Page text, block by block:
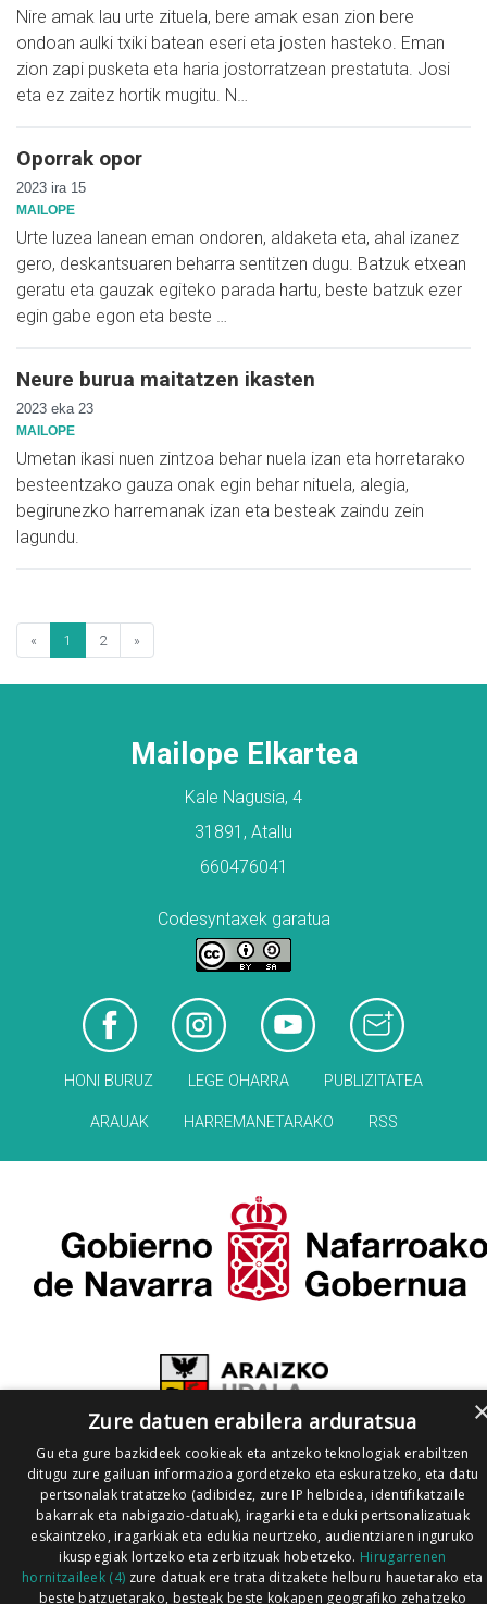
Nire amak lau urte zituela, bere amak esan zion bere
ondoan aulki txiki batean eseri eta josten hasteko. Eman
zion zapi pusketa eta haria jostorratzean prestatuta. Josi
eta ez zaitez hortik mugitu. N…
Oporrak opor
2023 ira 15
MAILOPE
Urte luzea lanean eman ondoren, aldaketa eta, ahal izanez
gero, deskantsuaren beharra sentitzen dugu. Batzuk etxean
geratu eta gauzak egiteko parada hartu, beste batzuk ezer
egin gabe egon eta beste …
Neure burua maitatzen ikasten
2023 eka 23
MAILOPE
Umetan ikasi nuen zintzoa behar nuela izan eta horretarako
besteentzako gauza onak egin behar nituela, alegia,
begirunezko harremanak izan eta besteak zaindu zein
lagundu.
« 1 2 »
Mailope Elkartea
Kale Nagusia, 4
31891, Atallu
660476041
Codesyntaxek garatua
HONI BURUZ LEGE OHARRA PUBLIZITATEA
ARAUAK HARREMANETARAKO RSS
Zure datuen erabilera arduratsua
Gu eta gure bazkideek cookieak eta antzeko teknologiak erabiltzen
ditugu zure gailuan informazioa gordetzeko eta eskuratzeko, eta datu
pertsonalak tratatzeko (adibidez, zure IP helbidea, identifikatzaile
bakarrak eta nabigazio-datuak), iragarki eta eduki pertsonalizatuak
eskaintzeko, iragarkiak eta edukia neurtzeko, audientziaren inguruko
ikuspegiak lortzeko eta zerbitzuak hobetzeko. Hirugarrenen
hornitzaileek (4) zure datuak ere trata ditzakete helburu hauetarako eta
beste batzuetarako, besteak beste kokapen geografiko zehatzeko